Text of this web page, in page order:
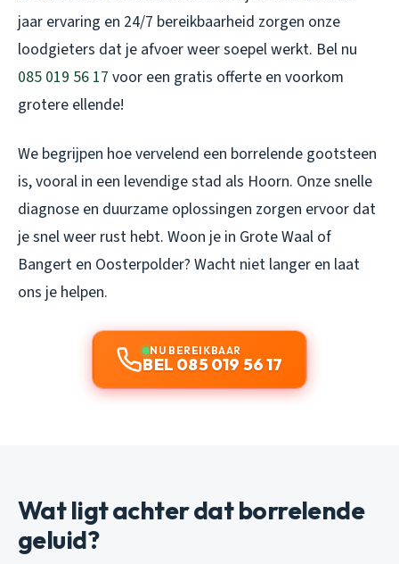
jaar ervaring en 24/7 bereikbaarheid zorgen onze
loodgieters dat je afvoer weer soepel werkt. Bel nu
085 019 56 17 voor een gratis offerte en voorkom
grotere ellende!
We begrijpen hoe vervelend een borrelende gootsteen
is, vooral in een levendige stad als Hoorn. Onze snelle
diagnose en duurzame oplossingen zorgen ervoor dat
je snel weer rust hebt. Woon je in Grote Waal of
Bangert en Oosterpolder? Wacht niet langer en laat
ons je helpen.
NU BEREIKBAAR
BEL 085 019 56 17
Wat ligt achter dat borrelende
geluid?